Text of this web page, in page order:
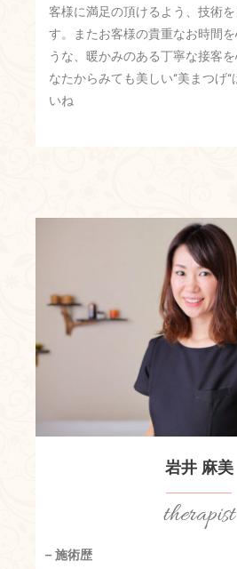
客様に満足の頂けるよう、技術
す。またお客様の貴重なお時間
うな、暖かみのある丁寧な接客
なたからみても美しい“美まつげ“
いね
岩井 麻美
therapist
– 施術歴